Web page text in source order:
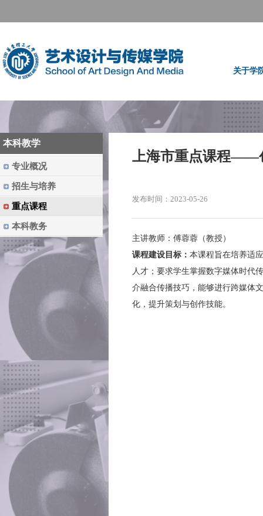
关于学
本科教学
专业概况
招生与培养
重点课程
本科教务
上海市重点课程——
发布时间：2023-05-26
主讲教师：傅蓉蓉（教授）
课程建设目标： 本课程旨在培养适
人才；要求学生掌握数字媒体时代
介融合传播技巧，能够进行跨媒体
化，提升策划与创作技能。